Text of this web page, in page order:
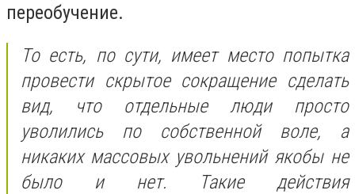
переобучение.
То есть, по сути, имеет место попытка
провести скрытое сокращение сделать
вид, что отдельные люди просто
уволились по собственной воле, а
никаких массовых увольнений якобы не
было и нет. Такие действия